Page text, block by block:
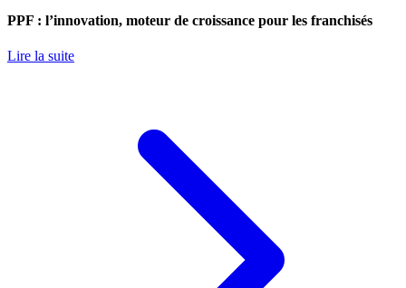
PPF : l’innovation, moteur de croissance pour les franchisés
Lire la suite